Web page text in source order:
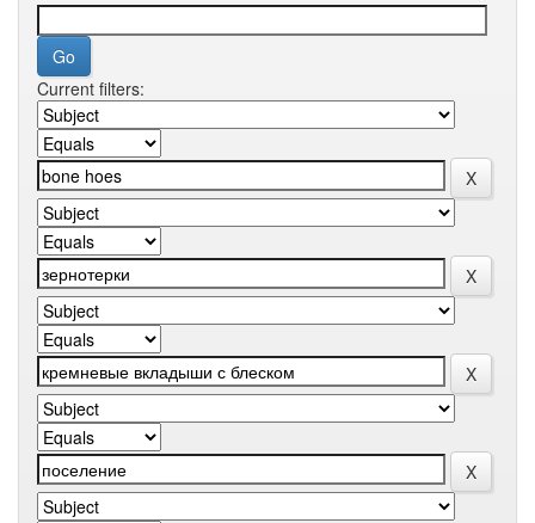
Current filters: